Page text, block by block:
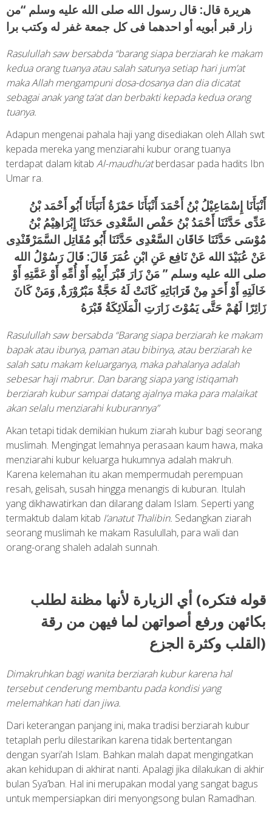
هريرة قال: قال رسول الله صلى الله عليه وسلم “من
زار قبر أبويه أو احدهما فى كل جمعة غفر له وكتب برا
Rasulullah saw bersabda “barang siapa berziarah ke makam
kedua orang tuanya atau salah satunya setiap hari jum’at
maka Allah mengampuni dosa-dosanya dan dia dicatat
sebagai anak yang ta’at dan berbakti kepada kedua orang
tuanya.
Adapun mengenai pahala haji yang disediakan oleh Allah swt
kepada mereka yang menziarahi kubur orang tuanya
terdapat dalam kitab Al-maudhu’atberdasar pada hadits Ibn
Umar ra.
أَنْبَأَنَا إِسْمَاعِيْلُ بْنُ أَحْمَدَ أَنْبَأَنَا حَمْزَةُ أَنَبَأَنَا أَبُو أَحْمَد بْنُ
عَدِّى حَدَّثَنَا أَحْمَدُ بْنُ حَفْص السَّعْدِى حَدَثَنَا إِبْرَاهِيْمُ بْنُ
مُوْسَى حَدَّثَنَا خَاقَان السَّعْدِى حَدَّثَنَا أَبُو مُقَاتِل السَّمَرْقَنْدِى
عَنْ عُبَيْدَ الله عَنْ نَافِع عَنِ ابْنِ عُمَرَ قَالَ: قَالَ رَسُوْلُ الله
صلى الله عليه وسلم ” مَنْ زَارَ قَبْرَ أَبِيْهِ أَوْ أُمِّهِ أَوْ عَمَّتِهِ أَوْ
خَالَتِهِ أَوْ أَحَدٍ مِنْ قَرَابَاتِهِ كَانَتْ لَهُ حَجَّةٌ مَبْرُوْرَةٌ, وَمَنْ كَانَ
زَائِرًا لَهُمْ حَتَّى يَمُوْتَ زَارَتِ الْمَلَائِكَةُ قَبْرَهُ
Rasulullah saw bersabda “Barang siapa berziarah ke makam
bapak atau ibunya, paman atau bibinya, atau berziarah ke
salah satu makam keluarganya, maka pahalanya adalah
sebesar haji mabrur. Dan barang siapa yang istiqamah
berziarah kubur sampai datang ajalnya maka para malaikat
akan selalu menziarahi kuburannya”
Akan tetapi tidak demikian hukum ziarah kubur bagi seorang
muslimah. Mengingat lemahnya perasaan kaum hawa, maka
menziarahi kubur keluarga hukumnya adalah makruh.
Karena kelemahan itu akan mempermudah perempuan
resah, gelisah, susah hingga menangis di kuburan. Itulah
yang dikhawatirkan dan dilarang dalam Islam. Seperti yang
termaktub dalam kitab I’anatut Thalibin. Sedangkan ziarah
seorang muslimah ke makam Rasulullah, para wali dan
orang-orang shaleh adalah sunnah.
قوله فتكره) أي الزيارة لأنها مظنة لطلب
بكائهن ورفع أصواتهن لما فيهن من رقة
القلب وكثرة الجزع)
Dimakruhkan bagi wanita berziarah kubur karena hal
tersebut cenderung membantu pada kondisi yang
melemahkan hati dan jiwa.
Dari keterangan panjang ini, maka tradisi berziarah kubur
tetaplah perlu dilestarikan karena tidak bertentangan
dengan syari’ah Islam. Bahkan malah dapat mengingatkan
akan kehidupan di akhirat nanti. Apalagi jika dilakukan di akhir
bulan Sya’ban. Hal ini merupakan modal yang sangat bagus
untuk mempersiapkan diri menyongsong bulan Ramadhan.